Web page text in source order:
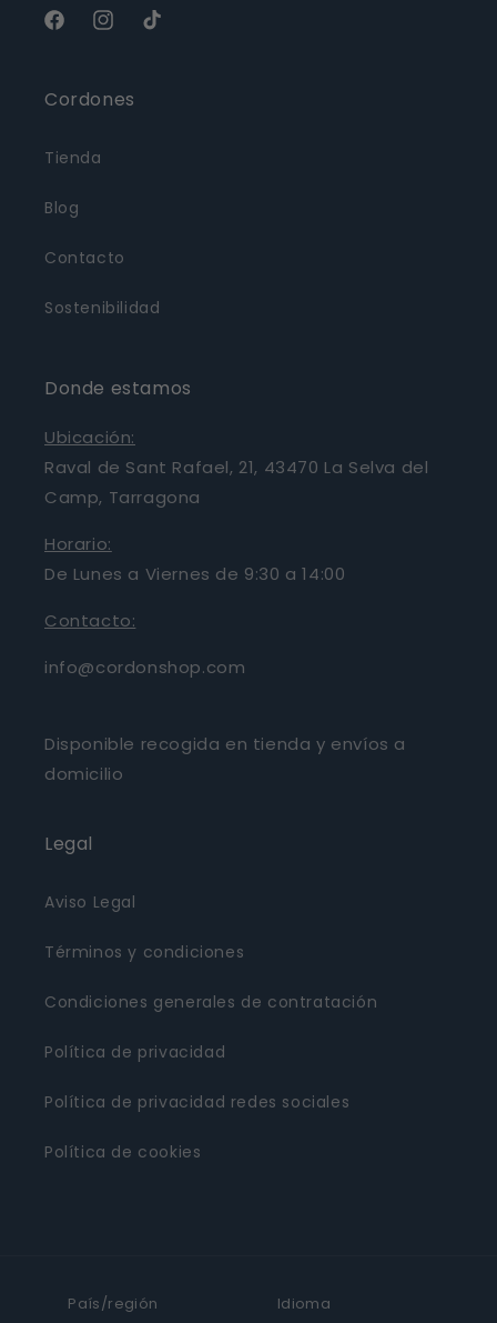
FacebookInstagram
TikTok
Cordones
Tienda
Blog
Contacto
Sostenibilidad
Donde estamos
Ubicación:
Raval de Sant Rafael, 21, 43470 La Selva del
Camp, Tarragona
Horario:
De Lunes a Viernes de 9:30 a 14:00
Contacto:
info@cordonshop.com
Disponible recogida en tienda y envíos a
domicilio
Legal
Aviso Legal
Términos y condiciones
Condiciones generales de contratación
Política de privacidad
Política de privacidad redes sociales
Política de cookies
País/región Idioma